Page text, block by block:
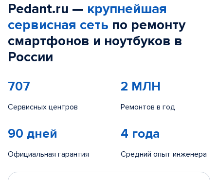
Pedant.ru — крупнейшая
сервисная сеть по ремонту
смартфонов и ноутбуков в
России
707
Сервисных центров
2 МЛН
Ремонтов в год
90 дней
Официальная гарантия
4 года
Средний опыт инженера